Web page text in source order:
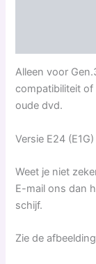
Alleen voor
compatibiliteit of
oude dvd.
Versie E24
Weet je niet
E-mail ons dan
schijf.
Zie de